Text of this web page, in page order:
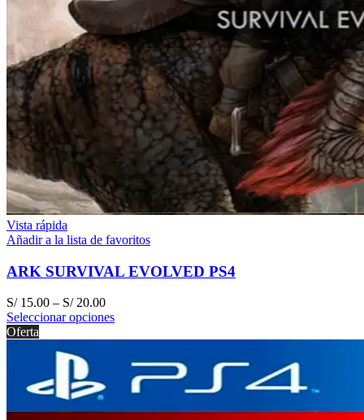
Vista rápida
Añadir a la lista de favoritos
ARK SURVIVAL EVOLVED PS4
S/15.00 – S/20.00
Seleccionar opciones
Oferta